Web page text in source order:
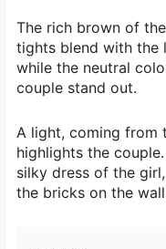
The rich brown of
tights blend with the
while the neutral
couple stand out.
A light, coming from
highlights the
silky dress of the
the bricks on the